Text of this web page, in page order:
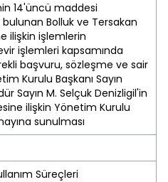
14'üncü maddesi
Bolluk ve Tersakan
ilişkin işlemlerin
işlemleri kapsamında
başvuru, sözleşme ve sair
Kurulu Başkanı Sayın
Sayın M. Selçuk Denizligil'in
ilişkin Yönetim Kurulu
sunulması
Süreçleri